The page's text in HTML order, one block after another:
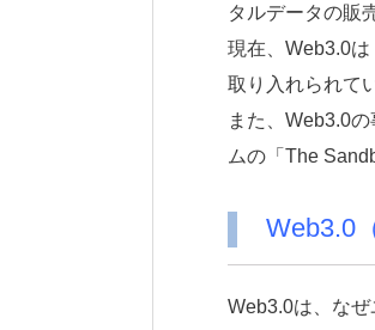
タルデータの販
現在、Web3.0
取り入れられて
また、Web3.0
ムの「The
Web3.0
Web3.0は、な